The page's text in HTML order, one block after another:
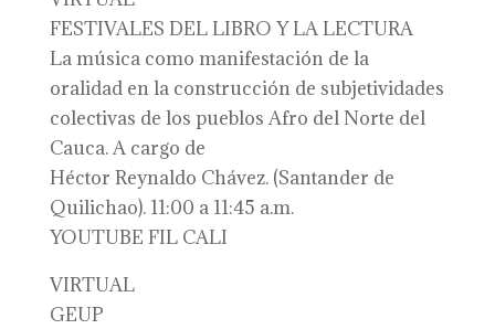
FESTIVALES DEL LIBRO Y LA LECTURA
La música como manifestación de la
oralidad en la construcción de subjetividades
colectivas de los pueblos Afro del Norte del
Cauca. A cargo de
Héctor Reynaldo Chávez. (Santander de
Quilichao). 11:00 a 11:45 a.m.
YOUTUBE FIL CALI
VIRTUAL
GEUP